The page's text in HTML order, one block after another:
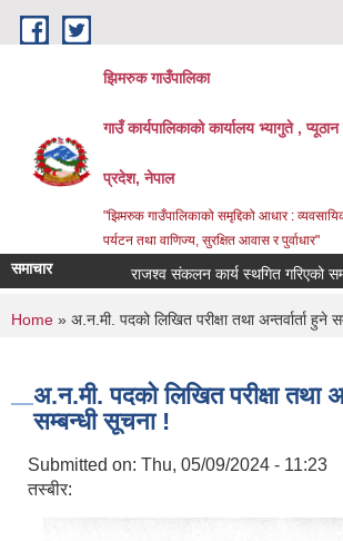
Skip to main content
झिमरुक गाउँपालिका
गाउँ कार्यपालिकाको कार्यालय भ्यागुते , प्यूठान
प्रदेश, नेपाल
"झिमरुक गाउँपालिकाको समृद्दिको आधार :
पर्यटन तथा वाणिज्य, सुरक्षित आवास र पुर्वाधार"
समाचार राजश्व संकलन कार्य स्थगित गरिएको
You are here
Home » अ.न.मी. पदको लिखित परीक्षा तथा अन्‍तर्वार्ता हुने
अ.न.मी. पदको लिखित परीक्षा तथा
सम्बन्धी सूचना !
Submitted on: Thu, 05/09/2024 - 11:23
तस्बीर: